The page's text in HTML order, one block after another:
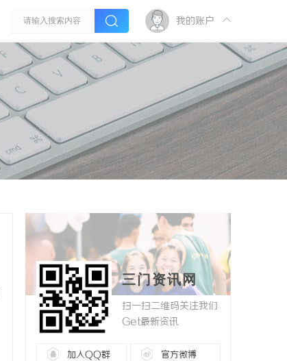
我的账户
三门资讯网
扫一扫二维码关注我们
Get最新资讯
加入QQ群 官方微博